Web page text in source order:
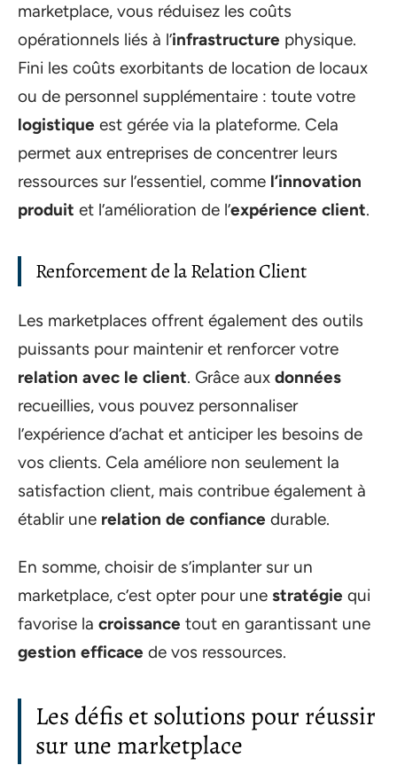
marketplace, vous réduisez les coûts
opérationnels liés à l’infrastructure physique.
Fini les coûts exorbitants de location de locaux
ou de personnel supplémentaire : toute votre
logistique est gérée via la plateforme. Cela
permet aux entreprises de concentrer leurs
ressources sur l’essentiel, comme l’innovation
produit et l’amélioration de l’expérience client.
Renforcement de la Relation Client
Les marketplaces offrent également des outils
puissants pour maintenir et renforcer votre
relation avec le client. Grâce aux données
recueillies, vous pouvez personnaliser
l’expérience d’achat et anticiper les besoins de
vos clients. Cela améliore non seulement la
satisfaction client, mais contribue également à
établir une relation de confiance durable.
En somme, choisir de s’implanter sur un
marketplace, c’est opter pour une stratégie qui
favorise la croissance tout en garantissant une
gestion efficace de vos ressources.
Les défis et solutions pour réussir
sur une marketplace